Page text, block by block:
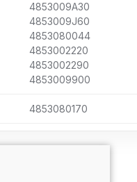
4853009A30
4853009J60
4853080044
4853002220
4853002290
4853009900
4853080170